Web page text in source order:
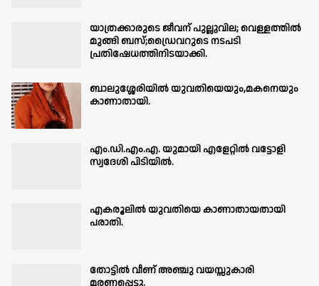
യാത്രക്കാരുടെ ജീവന് പുല്ലുവില; വെള്ളത്തിൽ
മുങ്ങി ബസ്;ഡ്രൈവറുടെ നടപടി
പ്രതിഷേധത്തിനിടയാക്കി.
ബാലുശ്ശേരിയില്‍ യുവതിയെയും,മകനെയും
കാണാതായി.
എം.ഡി.എം.എ. യുമായി എളേറ്റിൽ വട്ടോളി
സ്വദേശി പിടിയിൽ.
എകരൂലിൽ യുവതിയെ കാണാതായതായി
പരാതി.
തോട്ടിൽ വീണ് അഞ്ചു വയസ്സുകാരി